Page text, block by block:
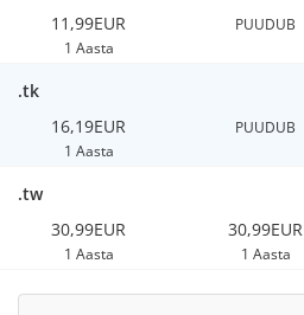
11,99EUR
1 Aasta
PUUDUB
.tk
16,19EUR
1 Aasta
PUUDUB
.tw
30,99EUR
1 Aasta
30,99EUR
1 Aasta